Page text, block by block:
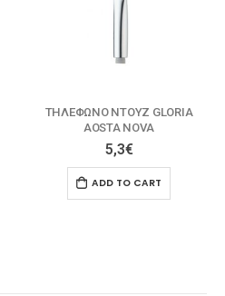
ΤΗΛΕΦΩΝΟ ΝΤΟΥΖ GLORIA
FINO NOVA
4,5€
ADD TO CART